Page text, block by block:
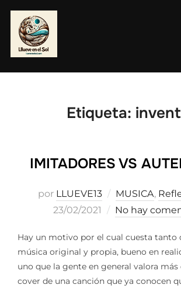
contenido
Etiqueta:
IMITADORES VS
por LLUEVE13 MUSICA,
23/02/2021 No hay
Hay un motivo por el cual cuesta tanto
música original y propia, bueno en
uno que la gente en general valora más
cover de una canción que ya conocen